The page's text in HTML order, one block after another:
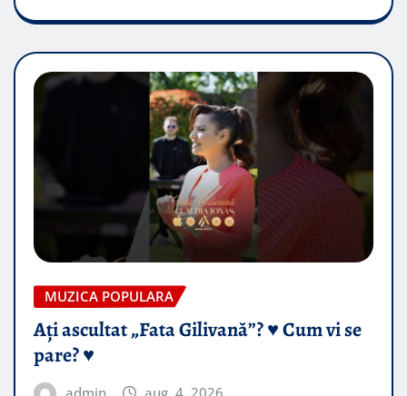
MUZICA POPULARA
Ați ascultat „Fata Gilivană”? ♥️ Cum vi se
pare? ♥️
admin aug. 4, 2026